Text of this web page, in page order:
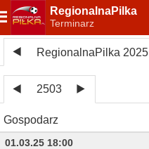
RegionalnaPilka
Terminarz
RegionalnaPilka 2025
2503
Gospodarz
01.03.25 18:00